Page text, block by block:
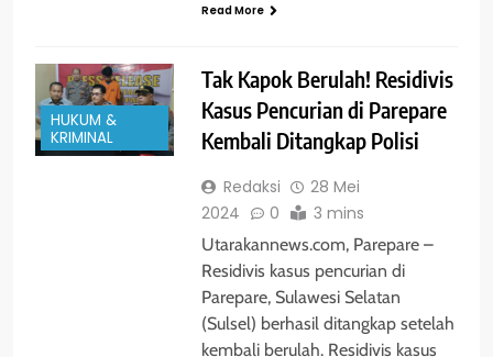
Read More
HUKUM &
KRIMINAL
Tak Kapok Berulah! Residivis
Kasus Pencurian di Parepare
Kembali Ditangkap Polisi
Redaksi
28 Mei
2024
0 3 mins
Utarakannews.com, Parepare –
Residivis kasus pencurian di
Parepare, Sulawesi Selatan
(Sulsel) berhasil ditangkap setelah
kembali berulah. Residivis kasus